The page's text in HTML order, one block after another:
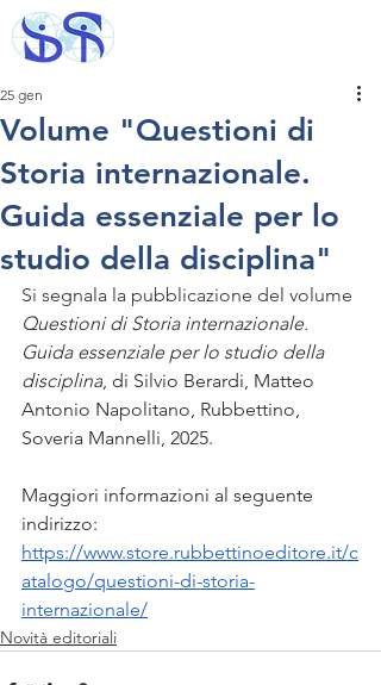
Volume "Questioni di
Storia internazionale.
Guida essenziale per lo
studio della disciplina"
25 gen
Si segnala la pubblicazione del volume
Questioni di Storia internazionale.
Guida essenziale per lo studio della
disciplina, di Silvio Berardi, Matteo
Antonio Napolitano, Rubbettino,
Soveria Mannelli, 2025.
Maggiori informazioni al seguente
indirizzo:
https://www.store.rubbettinoeditore.it/c
atalogo/questioni-di-storia-
internazionale/
Novità editoriali